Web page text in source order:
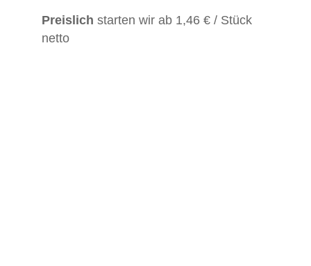
Preislich starten wir ab 1,46 € / Stück
netto